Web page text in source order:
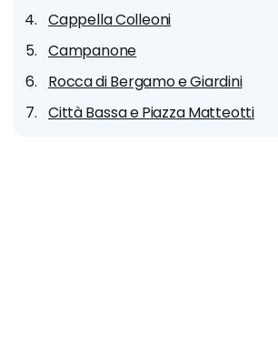
Cappella Colleoni
Campanone
Rocca di Bergamo e Giardini
Città Bassa e Piazza Matteotti